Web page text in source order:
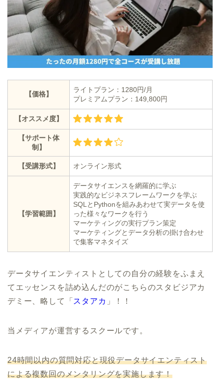
【価格】
ライトプラン：1280円/月
プレミアムプラン：149,800円
【オススメ度】
【サポート体
制】
【受講形式】 オンライン形式
【学習範囲】
データサイエンスを網羅的に学ぶ
実践的なビジネスフレームワークを学ぶ
SQLとPythonを組みあわせて実データを使
った様々なワークを行う
マーケティングの実行プラン策定
マーケティングとデータ分析の掛け合わせ
で集客マネタイズ
データサイエンティストとしての自分の経験をふまえ
てエッセンスを詰め込んだのがこちらのスタビジアカ
デミー、略して「 スタアカ 」！！
当メディアが運営するスクールです。
24時間以内の質問対応と現役データサイエンティスト
による複数回のメンタリングを実施します！